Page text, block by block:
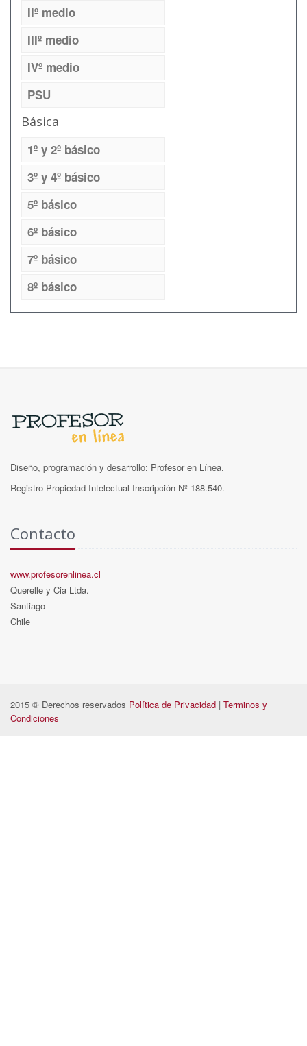
IIº medio
IIIº medio
IVº medio
PSU
Básica
1º y 2º básico
3º y 4º básico
5º básico
6º básico
7º básico
8º básico
Diseño, programación y desarrollo: Profesor en Línea.
Registro Propiedad Intelectual Inscripción Nº 188.540.
Contacto
www.profesorenlinea.cl
Querelle y Cia Ltda.
Santiago
Chile
2015 © Derechos reservados Política de Privacidad | Terminos y
Condiciones